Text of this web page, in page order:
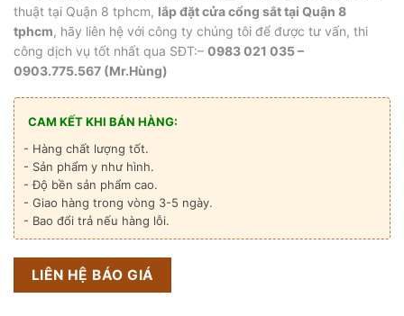
thuật tại Quận 8 tphcm, lắp đặt cửa cổng sắt tại Quận 8
tphcm, hãy liên hệ với công ty chúng tôi để được tư vấn, thi
công dịch vụ tốt nhất qua SĐT:– 0983 021 035 –
0903.775.567 (Mr.Hùng)
CAM KẾT KHI BÁN HÀNG:
- Hàng chất lượng tốt.
- Sản phẩm y như hình.
- Độ bền sản phẩm cao.
- Giao hàng trong vòng 3-5 ngày.
- Bao đổi trả nếu hàng lỗi.
LIÊN HỆ BÁO GIÁ